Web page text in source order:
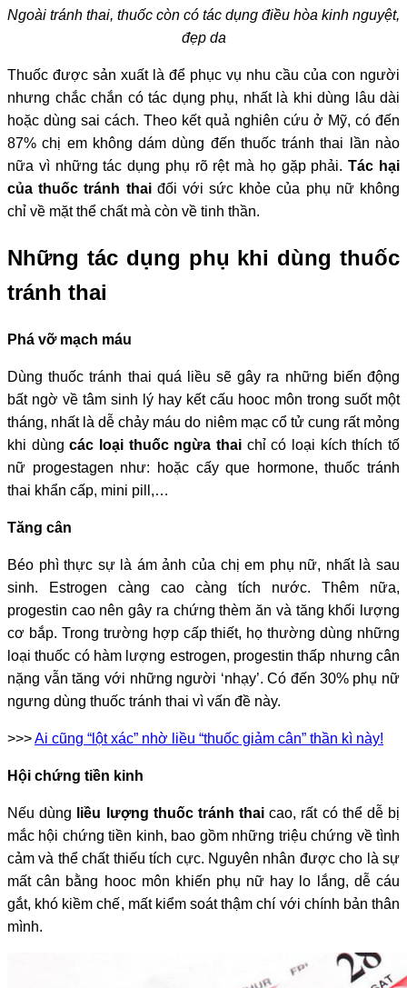
Ngoài tránh thai, thuốc còn có tác dụng điều hòa kinh nguyệt,
đẹp da
Thuốc được sản xuất là để phục vụ nhu cầu của con người
nhưng chắc chắn có tác dụng phụ, nhất là khi dùng lâu dài
hoặc dùng sai cách. Theo kết quả nghiên cứu ở Mỹ, có đến
87% chị em không dám dùng đến thuốc tránh thai lần nào
nữa vì những tác dụng phụ rõ rệt mà họ gặp phải.Tác hại
của thuốc tránh thaiđối với sức khỏe của phụ nữ không
chỉ về mặt thể chất mà còn về tinh thần.
Những tác dụng phụ khi dùng thuốc
tránh thai
Phá vỡ mạch máu
Dùng thuốc tránh thai quá liều sẽ gây ra những biến động
bất ngờ về tâm sinh lý hay kết cấu hooc môn trong suốt một
tháng, nhất là dễ chảy máu do niêm mạc cổ tử cung rất mỏng
khi dùngcác loại thuốc ngừa thai chỉ có loại kích thích tố
nữ progestagen như: hoặc cấy que hormone, thuốc tránh
thai khẩn cấp, mini pill,…
Tăng cân
Béo phì thực sự là ám ảnh của chị em phụ nữ, nhất là sau
sinh. Estrogen càng cao càng tích nước. Thêm nữa,
progestin cao nên gây ra chứng thèm ăn và tăng khối lượng
cơ bắp. Trong trường hợp cấp thiết, họ thường dùng những
loại thuốc có hàm lượng estrogen, progestin thấp nhưng cân
nặng vẫn tăng với những người ‘nhạy’. Có đến 30% phụ nữ
ngưng dùng thuốc tránh thai vì vấn đề này.
>>>Ai cũng “lột xác” nhờ liều “thuốc giảm cân” thần kì này!
Hội chứng tiền kinh
Nếu dùng liều lượng thuốc tránh thai cao, rất có thể dễ bị
mắc hội chứng tiền kinh, bao gồm những triệu chứng về tình
cảm và thể chất thiếu tích cực. Nguyên nhân được cho là sự
mất cân bằng hooc môn khiến phụ nữ hay lo lắng, dễ cáu
gắt, khó kiềm chế, mất kiểm soát thậm chí với chính bản thân
mình.